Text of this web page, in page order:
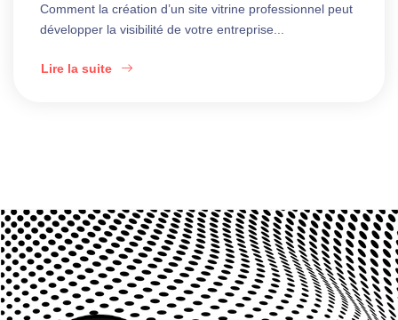
Comment la création d’un site vitrine professionnel peut
développer la visibilité de votre entreprise...
Lire la suite